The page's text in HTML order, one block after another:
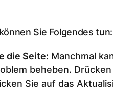
Sie Folgendes tun:
die Seite: Manchmal
beheben.
Sie auf das